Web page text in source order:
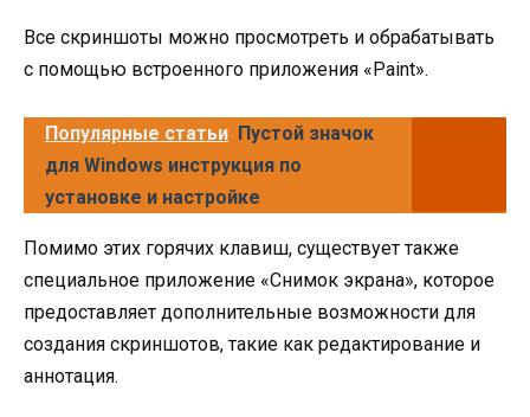
Все скриншоты можно просмотреть и обрабатывать
с помощью встроенного приложения «Paint».
Популярные статьи Пустой значок
для Windows инструкция по
установке и настройке
Помимо этих горячих клавиш, существует также
специальное приложение «Снимок экрана», которое
предоставляет дополнительные возможности для
создания скриншотов, такие как редактирование и
аннотация.